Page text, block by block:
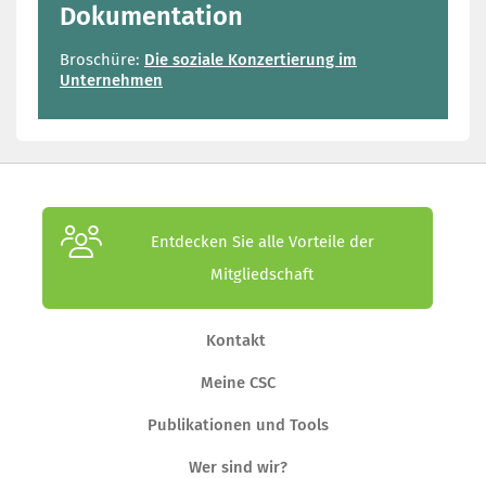
Dokumentation
Broschüre: Die soziale Konzertierung im
Unternehmen
Entdecken Sie alle Vorteile der
Mitgliedschaft
Kontakt
Meine CSC
Publikationen und Tools
Wer sind wir?